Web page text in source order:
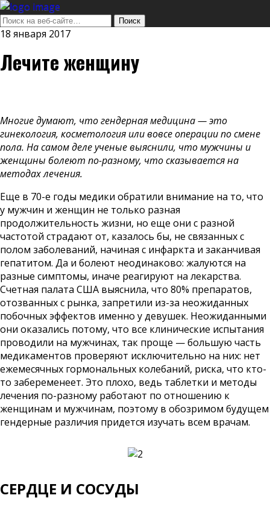
18 января 2017
Лечите женщину
Многие думают, что гендерная медицина — это
гинекология, косметология или вовсе операции по смене
пола. На самом деле ученые выяснили, что мужчины и
женщины болеют по-разному, что сказывается на
методах лечения.
Еще в 70-е годы медики обратили внимание на то, что
у мужчин и женщин не только разная
продолжительность жизни, но еще они с разной
частотой страдают от, казалось бы, не связанных с
полом заболеваний, начиная с инфаркта и заканчивая
гепатитом. Да и болеют неодинаково: жалуются на
разные симптомы, иначе реагируют на лекарства.
Счетная палата США выяснила, что 80% препаратов,
отозванных с рынка, запретили из-за неожиданных
побочных эффектов именно у девушек. Неожиданными
они оказались потому, что все клинические испытания
проводили на мужчинах, так проще — большую часть
медикаментов проверяют исключительно на них: нет
ежемесячных гормональных колебаний, риска, что кто-
то забеременеет. Это плохо, ведь таблетки и методы
лечения по-разному работают по отношению к
женщинам и мужчинам, поэтому в обозримом будущем
гендерные различия придется изучать всем врачам.
СЕРДЦЕ И СОСУДЫ